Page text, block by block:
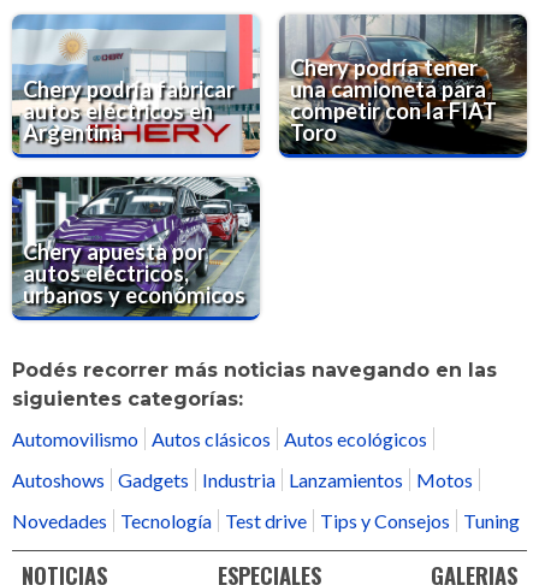
Chery podría fabricar
autos eléctricos en
Argentina
Chery podría tener
una camioneta para
competir con la FIAT
Toro
Chery apuesta por
autos eléctricos,
urbanos y económicos
Podés recorrer más noticias navegando en las
siguientes categorías:
Automovilismo Autos clásicos
Autos ecológicos
Autoshows
Gadgets Industria Lanzamientos
Motos
Novedades
Tecnología Test drive Tips y Consejos Tuning
NOTICIAS ESPECIALES GALERIAS